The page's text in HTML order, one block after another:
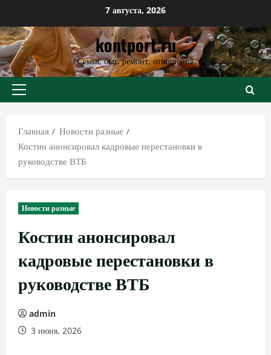
к
содержимому
7 августа, 2026
kontport.ru
Семья, быт, ремонт, отношения
Основное
Главная
Новости разные
Костин анонсировал кадровые перестановки в
руководстве ВТБ
Новости разные
Костин анонсировал
кадровые перестановки в
руководстве ВТБ
admin
3 июня, 2026